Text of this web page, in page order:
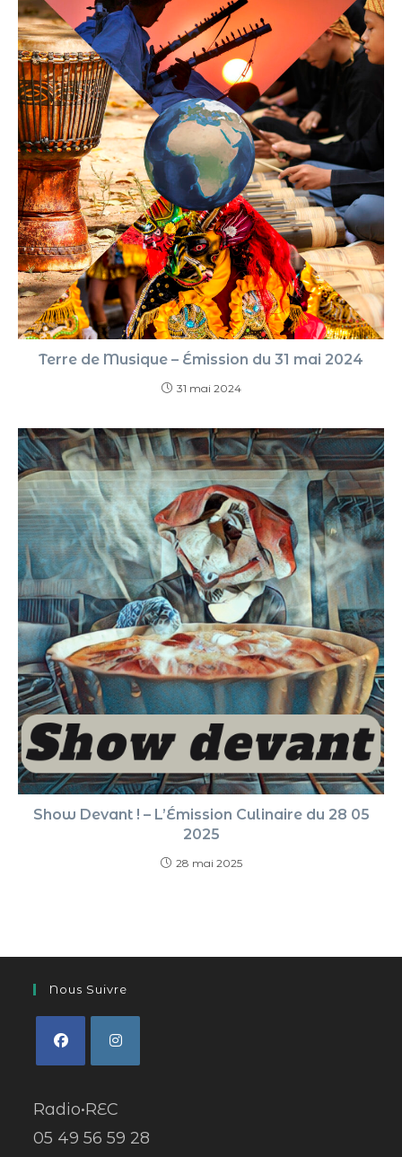
Terre de Musique – Émission du 31 mai 2024
31 mai 2024
Show Devant ! – L’Émission Culinaire du 28 05
2025
28 mai 2025
Nous Suivre
Radio•REC
05 49 56 59 28